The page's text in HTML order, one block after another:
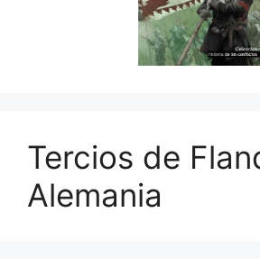
Tercios de
Alemania